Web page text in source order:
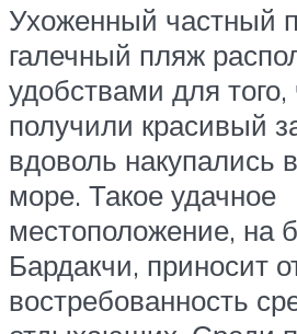
Ухоженный частный
галечный пляж
удобствами для
получили красивый
вдоволь накупались
море. Такое удачное
местоположение, на
Бардакчи, приносит
востребованность